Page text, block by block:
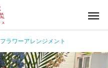
フラワーアレンジメント